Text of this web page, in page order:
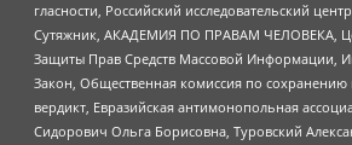
гласности, Российский исследовательский
Сутяжник, АКАДЕМИЯ ПО ПРАВАМ ЧЕЛОВЕКА,
Защиты Прав Средств Массовой Информации,
Закон, Общественная комиссия по
вердикт, Евразийская антимонопольная
Сидорович Ольга Борисовна, Туровский